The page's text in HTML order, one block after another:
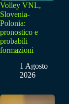
Volley VNL,
Slovenia-
Polonia:
pronostico e
probabili
formazioni
1 Agosto
2026